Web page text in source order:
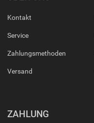
Kontakt
Service
Zahlungsmethoden
Versand
ZAHLUNG